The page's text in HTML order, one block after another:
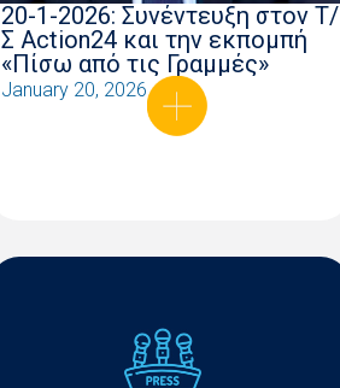
20-1-2026: Συνέντευξη στον Τ/
Σ Action24 και την εκπομπή
«Πίσω από τις Γραμμές»
January 20, 2026